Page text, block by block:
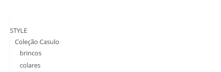
STYLE
Coleção Casulo
brincos
colares